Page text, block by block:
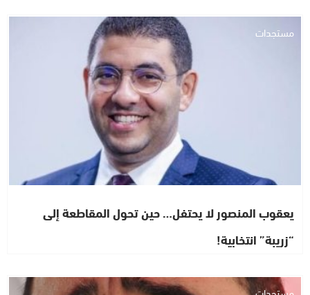
مستجدات
يعقوب المنصور لا يحتفل… حين تحول المقاطعة إلى
“زريبة” انتخابية!